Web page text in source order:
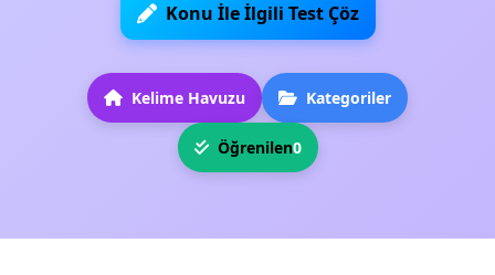
Konu İle İlgili Test Çöz
Kelime Havuzu Kategoriler
Öğrenilen0